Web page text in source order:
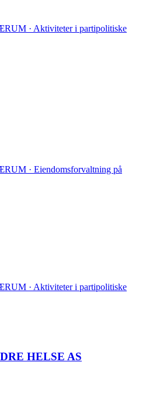
· Aktiviteter i partipolitiske
· Eiendomsforvaltning på
· Aktiviteter i partipolitiske
HELSE AS